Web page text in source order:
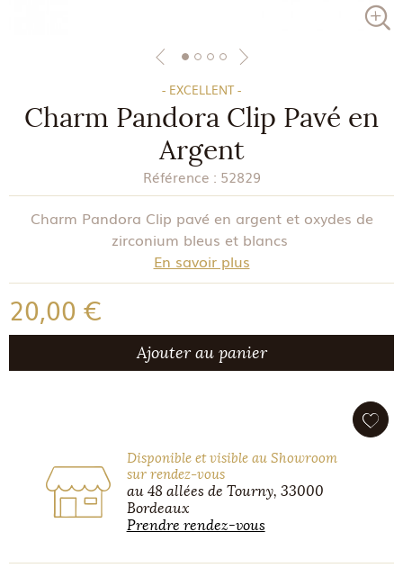
- EXCELLENT -
Charm Pandora Clip Pavé en
Argent
Référence : 52829
Charm Pandora Clip pavé en argent et oxydes de
zirconium bleus et blancs
En savoir plus
20,00 €
Ajouter au panier
Disponible et visible au Showroom
sur rendez-vous
au 48 allées de Tourny, 33000
Bordeaux
Prendre rendez-vous